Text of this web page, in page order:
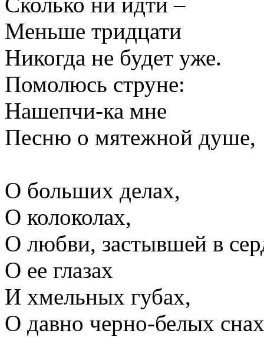
Меньше тридцати
Никогда не будет уже.
Помолюсь струне:
Нашепчи-ка мне
Песню о мятежной душе,
О больших делах,
О колоколах,
О любви, застывшей в
О ее глазах
И хмельных губах,
О давно черно-белых